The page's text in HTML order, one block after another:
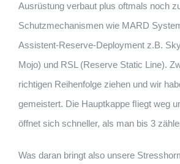
Ausrüstung verbaut plus oftmals noch
Schutzmechanismen wie MARD
Assistent-Reserve-Deployment z.B.
Mojo) und RSL (Reserve Static Line).
richtigen Reihenfolge ziehen und wir
gemeistert. Die Hauptkappe ﬂiegt weg
öffnet sich schneller, als man bis 3
Was daran bringt also unsere